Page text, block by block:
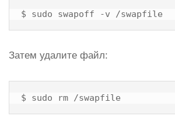
$ sudo swapoff -v /swapfile
Затем удалите файл:
$ sudo rm /swapfile